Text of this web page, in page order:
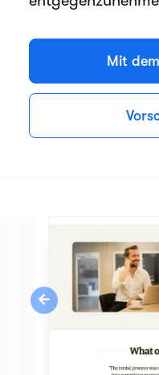
Mit
Previous